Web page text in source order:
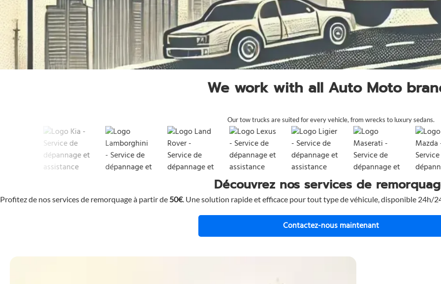
We work with all Auto Moto
Our tow trucks are suited for every vehicle, from wrecks to luxury sedans.
Découvrez nos services de
Profitez de nos services de remorquage à partir de 50€. Une solution rapide et efficace pour tout type de véhicule, disponible 24h/
Contactez-nous maintenantpour une